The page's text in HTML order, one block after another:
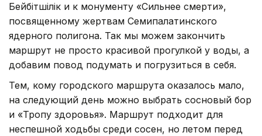
Бейбітшілік и к монументу «Сильнее смерти»,
посвященному жертвам Семипалатинского
ядерного полигона. Так мы можем закончить
маршрут не просто красивой прогулкой у воды, а
добавим повод подумать и погрузиться в себя.
Тем, кому городского маршрута оказалось мало,
на следующий день можно выбрать сосновый бор
и «Тропу здоровья». Маршрут подходит для
неспешной ходьбы среди сосен, но летом перед